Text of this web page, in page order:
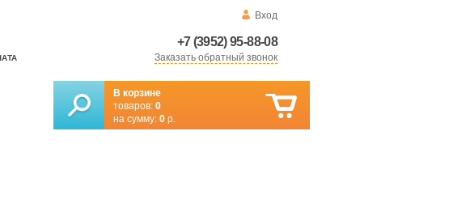
Вход
+7 (3952) 95-88-08
Заказать обратный звонок
В корзине
товаров: 0
на сумму: 0 р.